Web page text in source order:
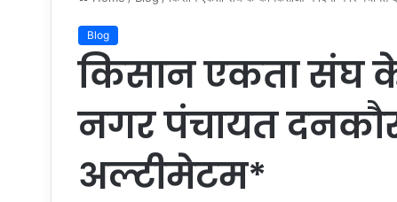
Blog
किसान एकता संघ के
नगर पंचायत
अल्टीमेटम*